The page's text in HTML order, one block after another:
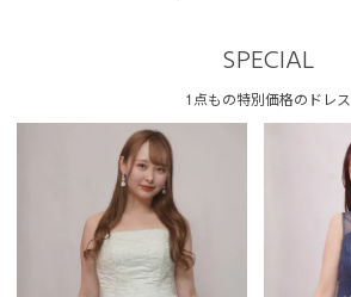
SPECIAL
1点もの特別価格のドレス